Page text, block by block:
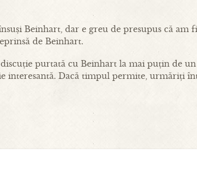
Beinhart, dar e greu de presupus că am
de Beinhart.
purtată cu Beinhart la mai puțin de
interesantă. Dacă timpul permite, urmăriți